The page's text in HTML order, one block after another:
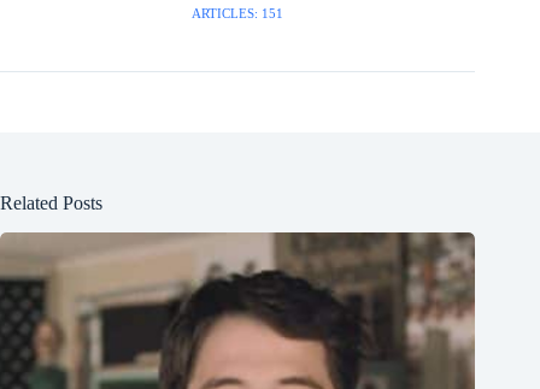
ARTICLES: 151
Related Posts